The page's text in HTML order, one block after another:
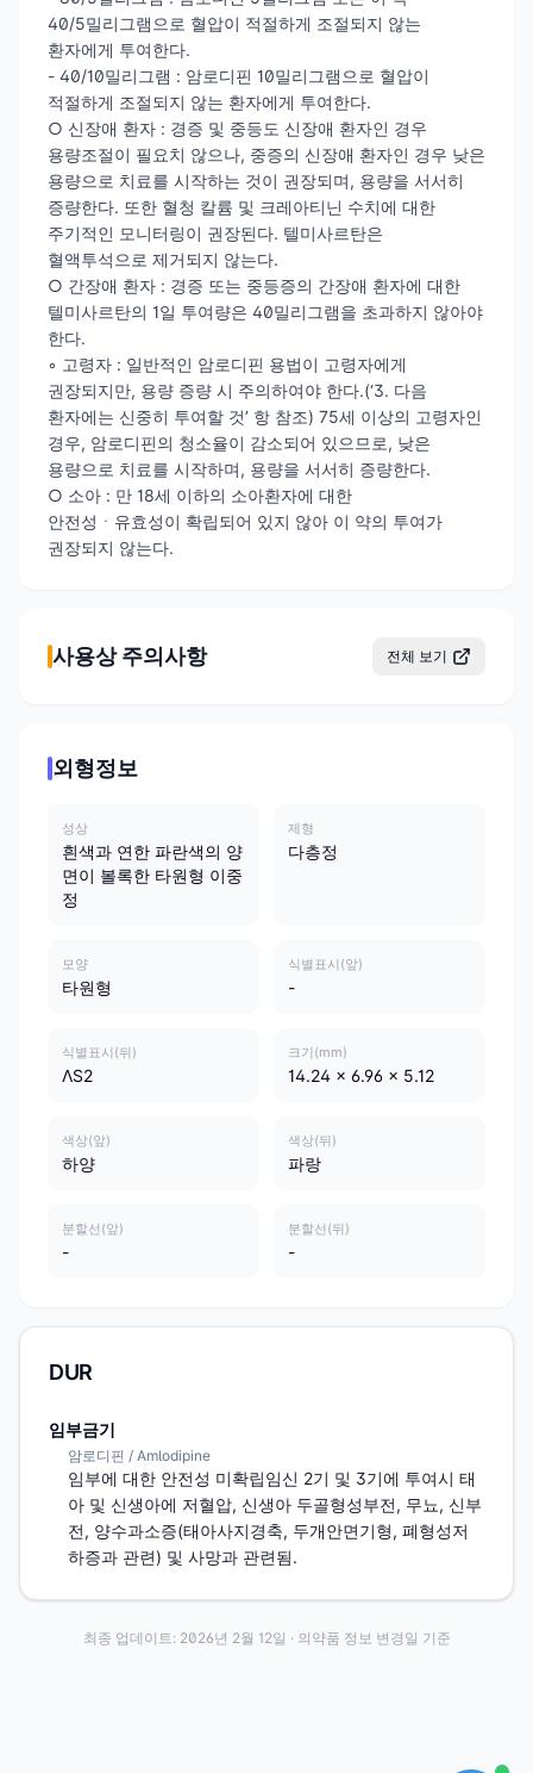
40/5밀리그램으로 혈압이 적절하게 조절되지 않는
환자에게 투여한다.
- 40/10밀리그램 : 암로디핀 10밀리그램으로 혈압이
적절하게 조절되지 않는 환자에게 투여한다.
○ 신장애 환자 : 경증 및 중등도 신장애 환자인 경우
용량조절이 필요치 않으나, 중증의 신장애 환자인 경우 낮은
용량으로 치료를 시작하는 것이 권장되며, 용량을 서서히
증량한다. 또한 혈청 칼륨 및 크레아티닌 수치에 대한
주기적인 모니터링이 권장된다. 텔미사르탄은
혈액투석으로 제거되지 않는다.
○ 간장애 환자 : 경증 또는 중등증의 간장애 환자에 대한
텔미사르탄의 1일 투여량은 40밀리그램을 초과하지 않아야
한다.
◦ 고령자 : 일반적인 암로디핀 용법이 고령자에게
권장되지만, 용량 증량 시 주의하여야 한다.(‘3. 다음
환자에는 신중히 투여할 것’ 항 참조) 75세 이상의 고령자인
경우, 암로디핀의 청소율이 감소되어 있으므로, 낮은
용량으로 치료를 시작하며, 용량을 서서히 증량한다.
○ 소아 : 만 18세 이하의 소아환자에 대한
안전성ㆍ유효성이 확립되어 있지 않아 이 약의 투여가
권장되지 않는다.
사용상 주의사항 전체 보기
외형정보
성상
흰색과 연한 파란색의 양
면이 볼록한 타원형 이중
정
제형
다층정
모양
타원형
식별표시(앞)
-
식별표시(뒤)
ΛS2
크기(mm)
14.24 x 6.96 x 5.12
색상(앞)
하양
색상(뒤)
파랑
분할선(앞)
-
분할선(뒤)
-
DUR
임부금기
암로디핀 / Amlodipine
임부에 대한 안전성 미확립임신 2기 및 3기에 투여시 태
아 및 신생아에 저혈압, 신생아 두골형성부전, 무뇨, 신부
전, 양수과소증(태아사지경축, 두개안면기형, 폐형성저
하증과 관련) 및 사망과 관련됨.
최종 업데이트: 2026년 2월 12일 · 의약품 정보 변경일 기준